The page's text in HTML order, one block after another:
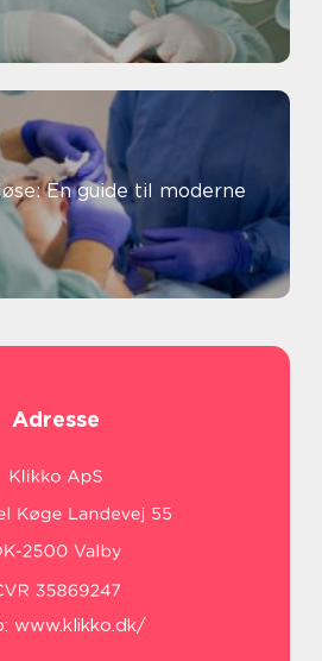
En guide til moderne
Adresse
www.klikko.dk/